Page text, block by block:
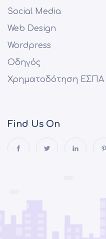
Social Media
Web Design
Wordpress
Οδηγός
Χρηματοδότηση ΕΣΠΑ
Find Us On